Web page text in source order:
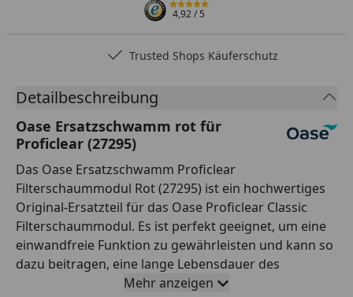
4,92/ 5
Trusted Shops Käuferschutz
Detailbeschreibung
Oase Ersatzschwamm rot für
Proficlear (27295)
Das Oase Ersatzschwamm Proficlear
Filterschaummodul Rot (27295) ist ein hochwertiges
Original-Ersatzteil für das Oase Proficlear Classic
Filterschaummodul. Es ist perfekt geeignet, um eine
einwandfreie Funktion zu gewährleisten und kann so
dazu beitragen, eine lange Lebensdauer des
Proficlear Filterschaummoduls zu gewährleisten. Mit
Mehr anzeigen